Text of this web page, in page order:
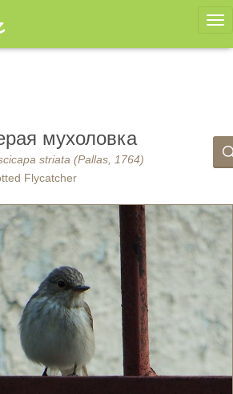
мухоловка
striata (Pallas, 1764)
Flycatcher